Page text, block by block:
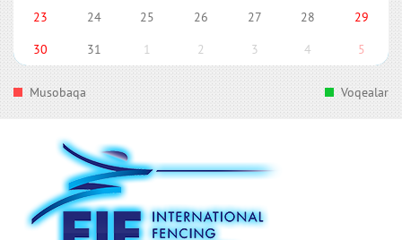
23
24 25 26 27 28
29
30
31 1 2 3 4 5
Musobaqa Voqealar